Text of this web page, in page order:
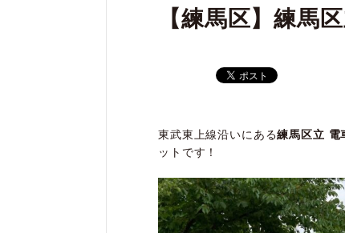
【練馬区】練馬
東武東上線沿いにある練馬区立 電
ットです！